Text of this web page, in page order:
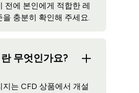
전에 본인에게 적합한 레
을 충분히 확인해 주세요.
무엇인가요?
지는 CFD 상품에서 개설